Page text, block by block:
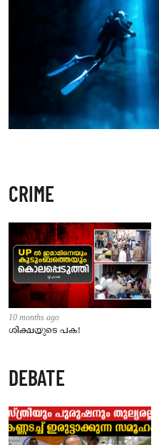
CRIME
10 months ago
ശിക്ഷയുടെ പക!
DEBATE